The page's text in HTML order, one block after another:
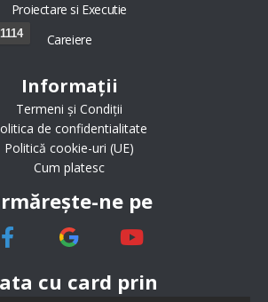
Proiectare si Executie
Careiere
Informații
Termeni și Condiții
de confidentialitate
Politică cookie-uri (UE)
Cum platesc
ne pe
cu card prin